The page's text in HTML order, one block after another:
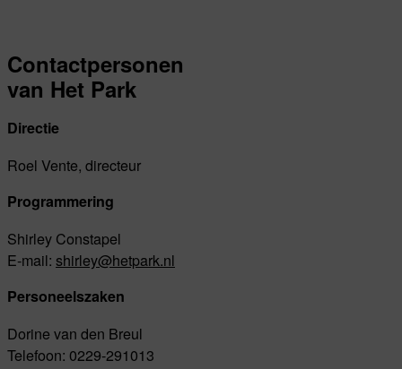
Contactpersonen
van Het Park
Directie
Roel Vente, directeur
Programmering
Shirley Constapel
E-mail: shirley@hetpark.nl
Personeelszaken
Dorine van den Breul
Telefoon: 0229-291013